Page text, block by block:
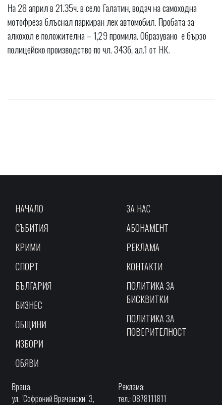
На 28 април в 21.35ч. в село Галатин, водач на самоходна
мотофреза блъснал паркиран лек автомобил. Пробата за
алкохол е положителна – 1,29 промила. Образувано е бързо
полицейско производство по чл. 343б, ал.1 от НК.
НАЧАЛО
СЪБИТИЯ
КРИМИ
СПОРТ
БЪЛГАРИЯ
БИЗНЕС
ОБЩИНИ
ИЗБОРИ
ОБЯВИ
ЗА НАС
АБОНАМЕНТ
РЕКЛАМА
КОНТАКТИ
ПОЛИТИКА ЗА
БИСКВИТКИ
ПОЛИТИКА ЗА
ПОВЕРИТЕЛНОСТ
Враца,
ул. "Софроний Врачански" 3,
Реклама:
тел.: 0878111811